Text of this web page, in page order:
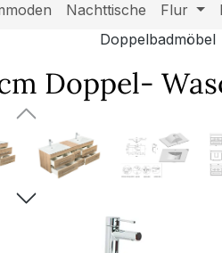
Nachttische Flur
Doppelbadmöbel
Doppel-